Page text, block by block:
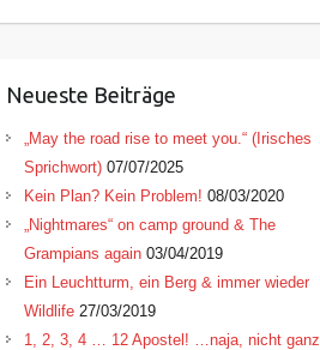
Neueste Beiträge
„May the road rise to meet you.“ (Irisches
Sprichwort) 07/07/2025
Kein Plan? Kein Problem! 08/03/2020
„Nightmares“ on camp ground & The
Grampians again 03/04/2019
Ein Leuchtturm, ein Berg & immer wieder
Wildlife 27/03/2019
1, 2, 3, 4 … 12 Apostel! …naja, nicht ganz